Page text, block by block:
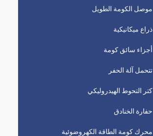
موصل الكومة الطويل
ذراع ميكانيكية
أجزاء سائق كومة
تتحمل آلة الحفر
كتر التحوط الهيدروليكي
حفارة الخنادق
محرك كومة الطاقة الكهروضوئية